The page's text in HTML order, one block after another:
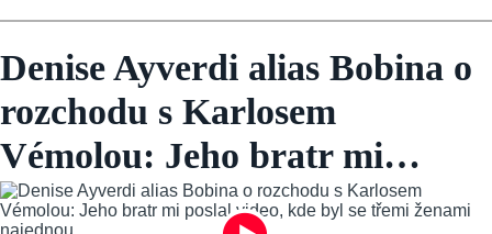
Denise Ayverdi alias Bobina o
rozchodu s Karlosem
Vémolou: Jeho bratr mi…